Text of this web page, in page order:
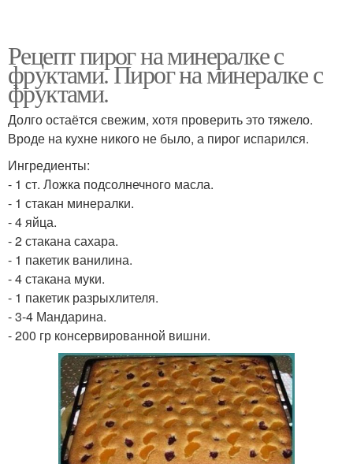
Рецепт пирог на минералке с
фруктами. Пирог на минералке с
фруктами.
Долго остаётся свежим, хотя проверить это тяжело.
Вроде на кухне никого не было, а пирог испарился.
Ингредиенты:
- 1 ст. Ложка подсолнечного масла.
- 1 стакан минералки.
- 4 яйца.
- 2 стакана сахара.
- 1 пакетик ванилина.
- 4 стакана муки.
- 1 пакетик разрыхлителя.
- 3-4 Мандарина.
- 200 гр консервированной вишни.